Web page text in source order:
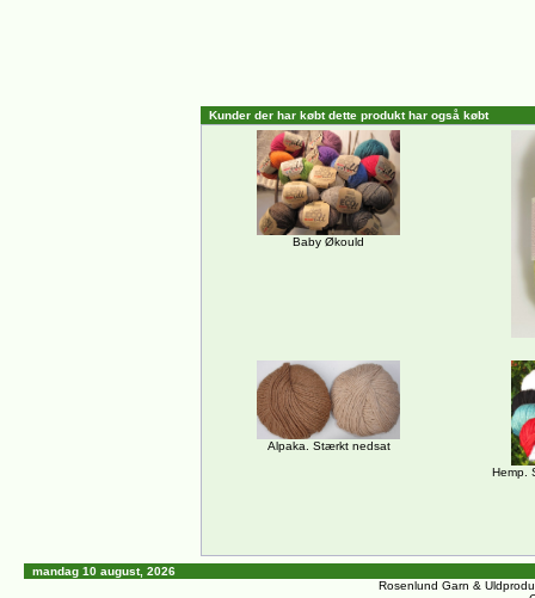
Kunder der har købt dette produkt har også købt
Baby Økould
Alpaka. Stærkt nedsat
Hemp.
mandag 10 august, 2026
Rosenlund Garn &